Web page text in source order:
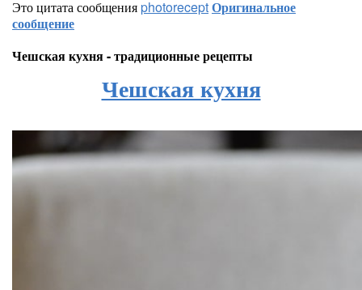
Это цитата сообщенияphotoreceptОригинальное
сообщение
Чешская кухня - традиционные рецепты
Чешская кухня